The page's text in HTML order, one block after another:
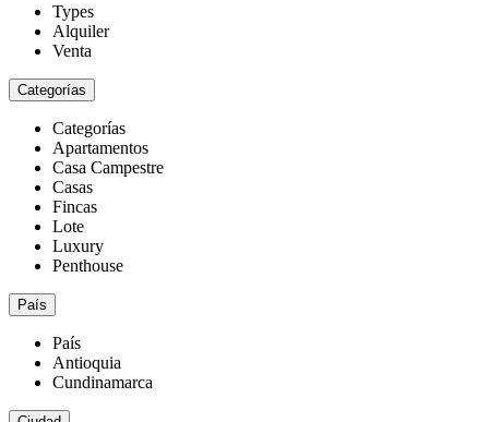
Types
Alquiler
Venta
Categorías
Categorías
Apartamentos
Casa Campestre
Casas
Fincas
Lote
Luxury
Penthouse
País
País
Antioquia
Cundinamarca